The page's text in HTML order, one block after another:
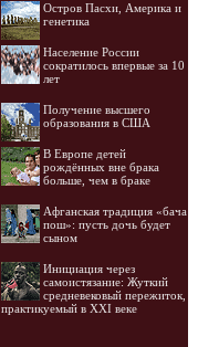
Остров Пасхи, Америка и
генетика
Население России
сократилось впервые за 10
лет
Получение высшего
образования в США
В Европе детей
рождённых вне брака
больше, чем в браке
Афганская традиция «бача
пош»: пусть дочь будет
сыном
Инициация через
самоистязание: Жуткий
средневековый пережиток,
практикуемый в XXI веке